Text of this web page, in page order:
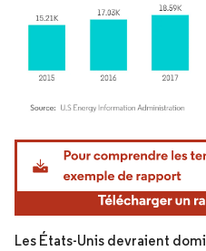
Image © Mordor Intelligence. La
Les États-Unis devraient